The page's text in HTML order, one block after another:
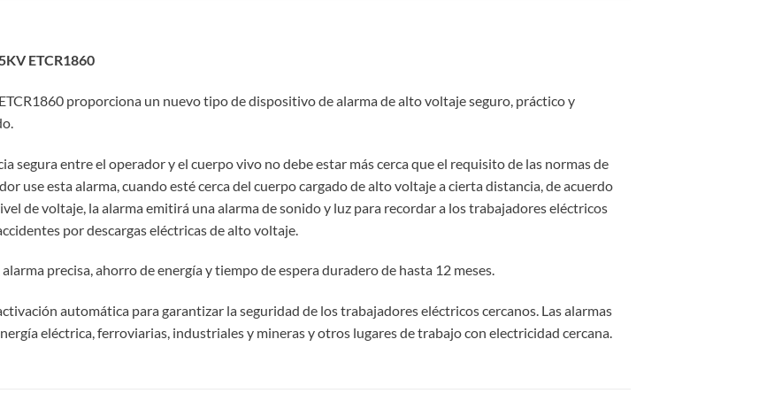
ETCR1860
proporciona un nuevo tipo de dispositivo de alarma de alto voltaje seguro, práctico y
segura entre el operador y el cuerpo vivo no debe estar más cerca que el requisito de las normas de
use esta alarma, cuando esté cerca del cuerpo cargado de alto voltaje a cierta distancia, de acuerdo
de voltaje, la alarma emitirá una alarma de sonido y luz para recordar a los trabajadores eléctricos
por descargas eléctricas de alto voltaje.
precisa, ahorro de energía y tiempo de espera duradero de hasta 12 meses.
automática para garantizar la seguridad de los trabajadores eléctricos cercanos. Las alarmas
eléctrica, ferroviarias, industriales y mineras y otros lugares de trabajo con electricidad cercana.